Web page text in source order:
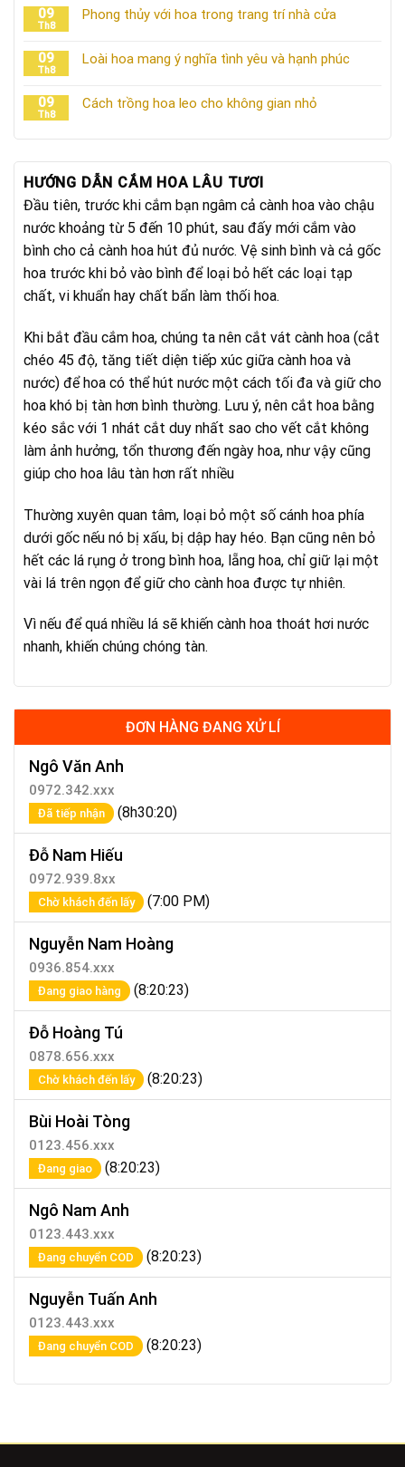
09
Th8
Phong thủy với hoa trong trang trí nhà cửa
09
Th8
Loài hoa mang ý nghĩa tình yêu và hạnh phúc
09
Th8
Cách trồng hoa leo cho không gian nhỏ
HƯỚNG DẪN CẮM HOA LÂU TƯƠI
Đầu tiên, trước khi cắm bạn ngâm cả cành hoa vào chậu
nước khoảng từ 5 đến 10 phút, sau đấy mới cắm vào
bình cho cả cành hoa hút đủ nước. Vệ sinh bình và cả gốc
hoa trước khi bỏ vào bình để loại bỏ hết các loại tạp
chất, vi khuẩn hay chất bẩn làm thối hoa.
Khi bắt đầu cắm hoa, chúng ta nên cắt vát cành hoa (cắt
chéo 45 độ, tăng tiết diện tiếp xúc giữa cành hoa và
nước) để hoa có thể hút nước một cách tối đa và giữ cho
hoa khó bị tàn hơn bình thường. Lưu ý, nên cắt hoa bằng
kéo sắc với 1 nhát cắt duy nhất sao cho vết cắt không
làm ảnh hưởng, tổn thương đến ngày hoa, như vậy cũng
giúp cho hoa lâu tàn hơn rất nhiều
Thường xuyên quan tâm, loại bỏ một số cánh hoa phía
dưới gốc nếu nó bị xấu, bị dập hay héo. Bạn cũng nên bỏ
hết các lá rụng ở trong bình hoa, lẵng hoa, chỉ giữ lại một
vài lá trên ngọn để giữ cho cành hoa được tự nhiên.
Vì nếu để quá nhiều lá sẽ khiến cành hoa thoát hơi nước
nhanh, khiến chúng chóng tàn.
ĐƠN HÀNG ĐANG XỬ LÍ
Ngô Văn Anh
0972.342.xxx
Đã tiếp nhận (8h30:20)
Đỗ Nam Hiếu
0972.939.8xx
Chờ khách đến lấy (7:00 PM)
Nguyễn Nam Hoàng
0936.854.xxx
Đang giao hàng (8:20:23)
Đỗ Hoàng Tú
0878.656.xxx
Chờ khách đến lấy (8:20:23)
Bùi Hoài Tòng
0123.456.xxx
Đang giao (8:20:23)
Ngô Nam Anh
0123.443.xxx
Đang chuyển COD (8:20:23)
Nguyễn Tuấn Anh
0123.443.xxx
Đang chuyển COD (8:20:23)